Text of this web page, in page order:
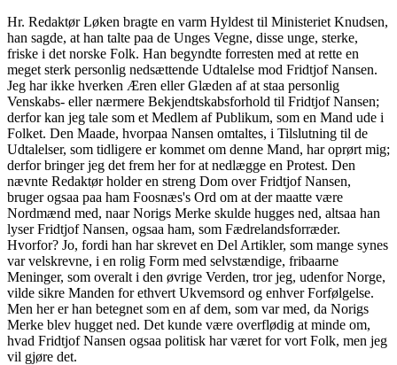
Hr. Redaktør Løken bragte en varm Hyldest til Ministeriet Knudsen,
han sagde, at han talte paa de Unges Vegne, disse unge, sterke,
friske i det norske Folk. Han begyndte forresten med at rette en
meget sterk personlig nedsættende Udtalelse mod Fridtjof Nansen.
Jeg har ikke hverken Æren eller Glæden af at staa personlig
Venskabs- eller nærmere Bekjendtskabsforhold til Fridtjof Nansen;
derfor kan jeg tale som et Medlem af Publikum, som en Mand ude i
Folket. Den Maade, hvorpaa Nansen omtaltes, i Tilslutning til de
Udtalelser, som tidligere er kommet om denne Mand, har oprørt mig;
derfor bringer jeg det frem her for at nedlægge en Protest. Den
nævnte Redaktør holder en streng Dom over Fridtjof Nansen,
bruger ogsaa paa ham Foosnæs's Ord om at der maatte være
Nordmænd med, naar Norigs Merke skulde hugges ned, altsaa han
lyser Fridtjof Nansen, ogsaa ham, som Fædrelandsforræder.
Hvorfor? Jo, fordi han har skrevet en Del Artikler, som mange synes
var velskrevne, i en rolig Form med selvstændige, fribaarne
Meninger, som overalt i den øvrige Verden, tror jeg, udenfor Norge,
vilde sikre Manden for ethvert Ukvemsord og enhver Forfølgelse.
Men her er han betegnet som en af dem, som var med, da Norigs
Merke blev hugget ned. Det kunde være overflødig at minde om,
hvad Fridtjof Nansen ogsaa politisk har været for vort Folk, men jeg
vil gjøre det.